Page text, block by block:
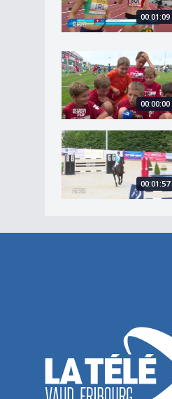
00:01:09
Le FC La Sionge au
00:00:00
La cavalière Emilie
00:01:57